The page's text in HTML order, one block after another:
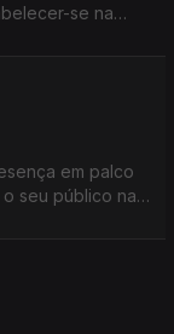
se na
em palco
seu público na